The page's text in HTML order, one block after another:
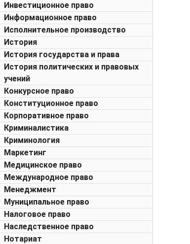
Инвестиционное право
Информационное право
Исполнительное производство
История
История государства и права
История политических и правовых
учений
Конкурсное право
Конституционное право
Корпоративное право
Криминалистика
Криминология
Маркетинг
Медицинское право
Международное право
Менеджмент
Муниципальное право
Налоговое право
Наследственное право
Нотариат